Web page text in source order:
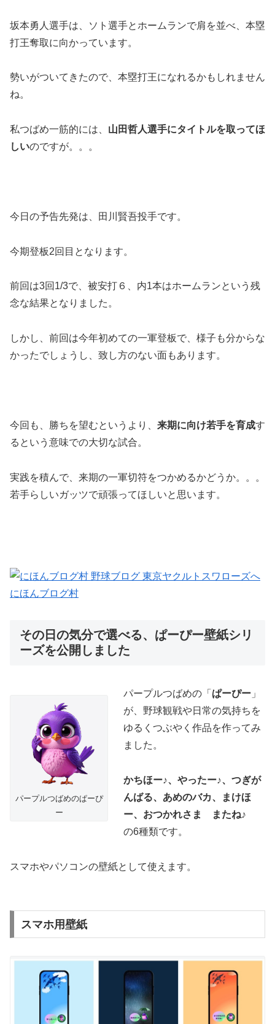
坂本勇人選手は、ソト選手とホームランで肩を並べ、本塁
打王奪取に向かっています。
勢いがついてきたので、本塁打王になれるかもしれません
ね。
私つばめ一筋的には、 山田哲人選手にタイトルを取ってほ
しいのですが。。。
今日の予告先発は、田川賢吾投手です。
今期登板2回目となります。
前回は3回1/3で、被安打６、内1本はホームランという残
念な結果となりました。
しかし、前回は今年初めての一軍登板で、様子も分からな
かったでしょうし、致し方のない面もあります。
今回も、勝ちを望むというより、 来期に向け若手を育成す
るという意味での大切な試合。
実践を積んで、来期の一軍切符をつかめるかどうか。。。
若手らしいガッツで頑張ってほしいと思います。
にほんブログ村
その日の気分で選べる、ぱーぴー壁紙シリ
ーズを公開しました
パープルつばめのぱーぴ
ー
パープルつばめの「 ぱーぴー 」
が、野球観戦や日常の気持ちを
ゆるくつぶやく作品を作ってみ
ました。
かちほー♪、やったー♪、つぎが
んばる、あめのバカ、まけほ
ー、おつかれさま またね♪
の6種類です。
スマホやパソコンの壁紙として使えます。
スマホ用壁紙